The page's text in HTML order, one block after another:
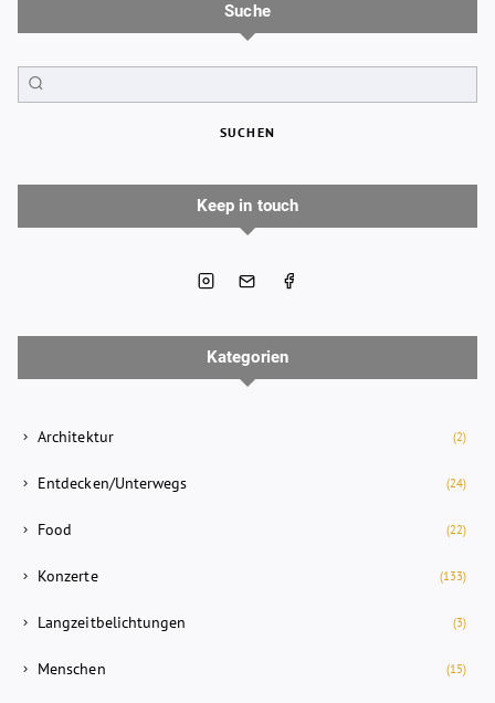
Suche
SUCHEN
Keep in touch
Kategorien
Architektur (2)
Entdecken/Unterwegs (24)
Food (22)
Konzerte (133)
Langzeitbelichtungen (3)
Menschen (15)